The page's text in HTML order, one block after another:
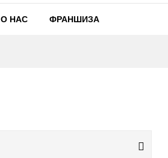
О НАС ФРАНШИЗА